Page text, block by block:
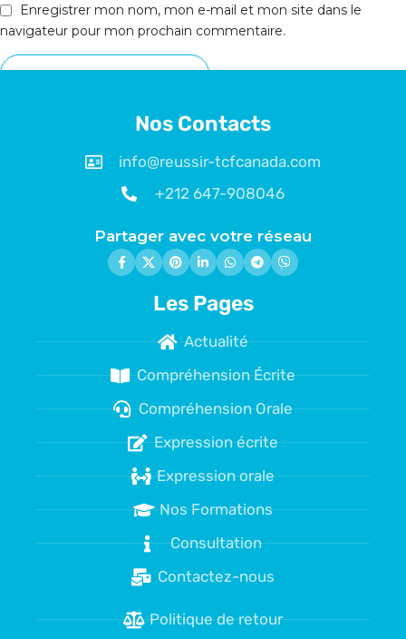
Enregistrer mon nom, mon e-mail et mon site dans le
navigateur pour mon prochain commentaire.
Nos Contacts
info@reussir-tcfcanada.com
+212 647-908046
Partager avec votre réseau
Les Pages
Actualité
Compréhension Écrite
Compréhension Orale
Expression écrite
Expression orale
Nos Formations
Consultation
Contactez-nous
Politique de retour